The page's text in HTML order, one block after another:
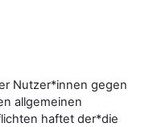
Nutzer*innen gegen
allgemeinen
haftet der*die